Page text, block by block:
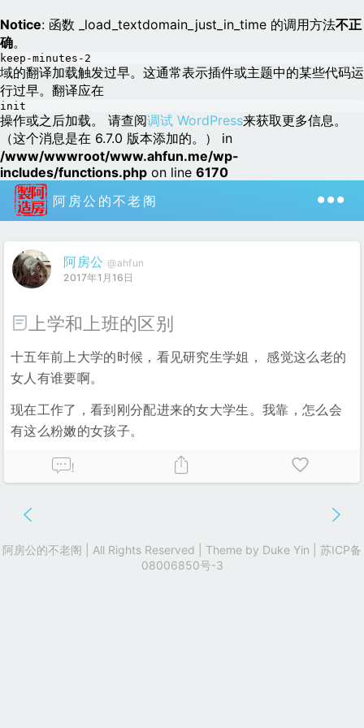
Notice: 函数 _load_textdomain_just_in_time 的调用方法不正
确。
keep-minutes-2
域的翻译加载触发过早。这通常表示插件或主题中的某些代码运
行过早。翻译应在
init
操作或之后加载。 请查阅调试 WordPress来获取更多信息。
（这个消息是在 6.7.0 版本添加的。） in
/www/wwwroot/www.ahfun.me/wp-
includes/functions.php on line 6170
阿房公的不老阁
阿房公 @ahfun
2017年1月16日
上学和上班的区别
十五年前上大学的时候，看见研究生学姐， 感觉这么老的
女人有谁要啊。
现在工作了，看到刚分配进来的女大学生。我靠，怎么会
有这么粉嫩的女孩子。
!
阿房公的不老阁 | All Rights Reserved | Theme by Duke Yin
苏ICP备
08006850号-3